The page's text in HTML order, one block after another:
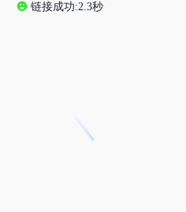
链接成功:2.3秒